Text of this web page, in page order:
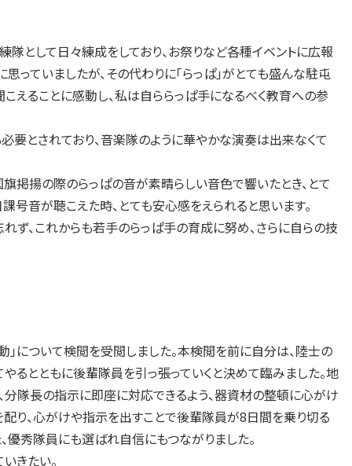
として日々練成をしており、お祭りなど各種イベントに広報
っていましたが、その代わりに「らっぱ」がとても盛んな駐屯
えることに感動し、私は自ららっぱ手になるべく教育への参
要とされており、音楽隊のように華やかな演奏は出来なくて
掲揚の際のらっぱの音が素晴らしい音色で響いたとき、とて
号音が聴こえた時、とても安心感をえられると思います。
、これからも若手のらっぱ手の育成に努め、さらに自らの技
ついて検閲を受閲しました。本検閲を前に自分は、陸士の
るとともに後輩隊員を引っ張っていくと決めて臨みました。地
隊長の指示に即座に対応できるよう、器資材の整頓に心がけ
り、心がけや指示を出すことで後輩隊員が8日間を乗り切る
優秀隊員にも選ばれ自信にもつながりました。
きたい。